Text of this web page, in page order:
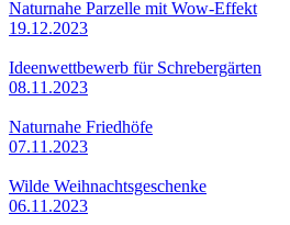
Naturnahe Parzelle mit Wow-Effekt
19.12.2023
Ideenwettbewerb für Schrebergärten
08.11.2023
Naturnahe Friedhöfe
07.11.2023
Wilde Weihnachtsgeschenke
06.11.2023